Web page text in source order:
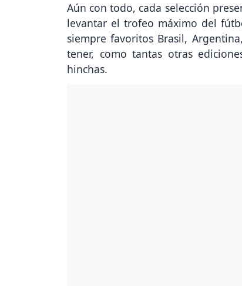
Aún con todo, cada selección
levantar el trofeo máximo del
siempre favoritos Brasil,
tener, como tantas otras
hinchas.